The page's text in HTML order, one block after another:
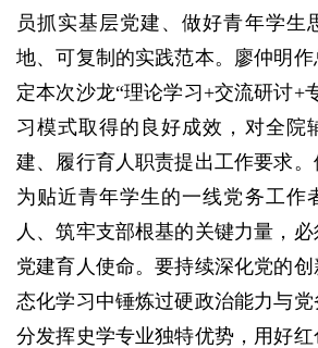
员抓实基层党建、做好青年学生
地、可复制的实践范本。廖仲明
定本次沙龙“理论学习+交流研讨+
习模式取得的良好成效，对全院
建、履行育人职责提出工作要求
为贴近青年学生的一线党务工作
人、筑牢支部根基的关键力量，
党建育人使命。要持续深化党的
态化学习中锤炼过硬政治能力与
分发挥史学专业独特优势，用好